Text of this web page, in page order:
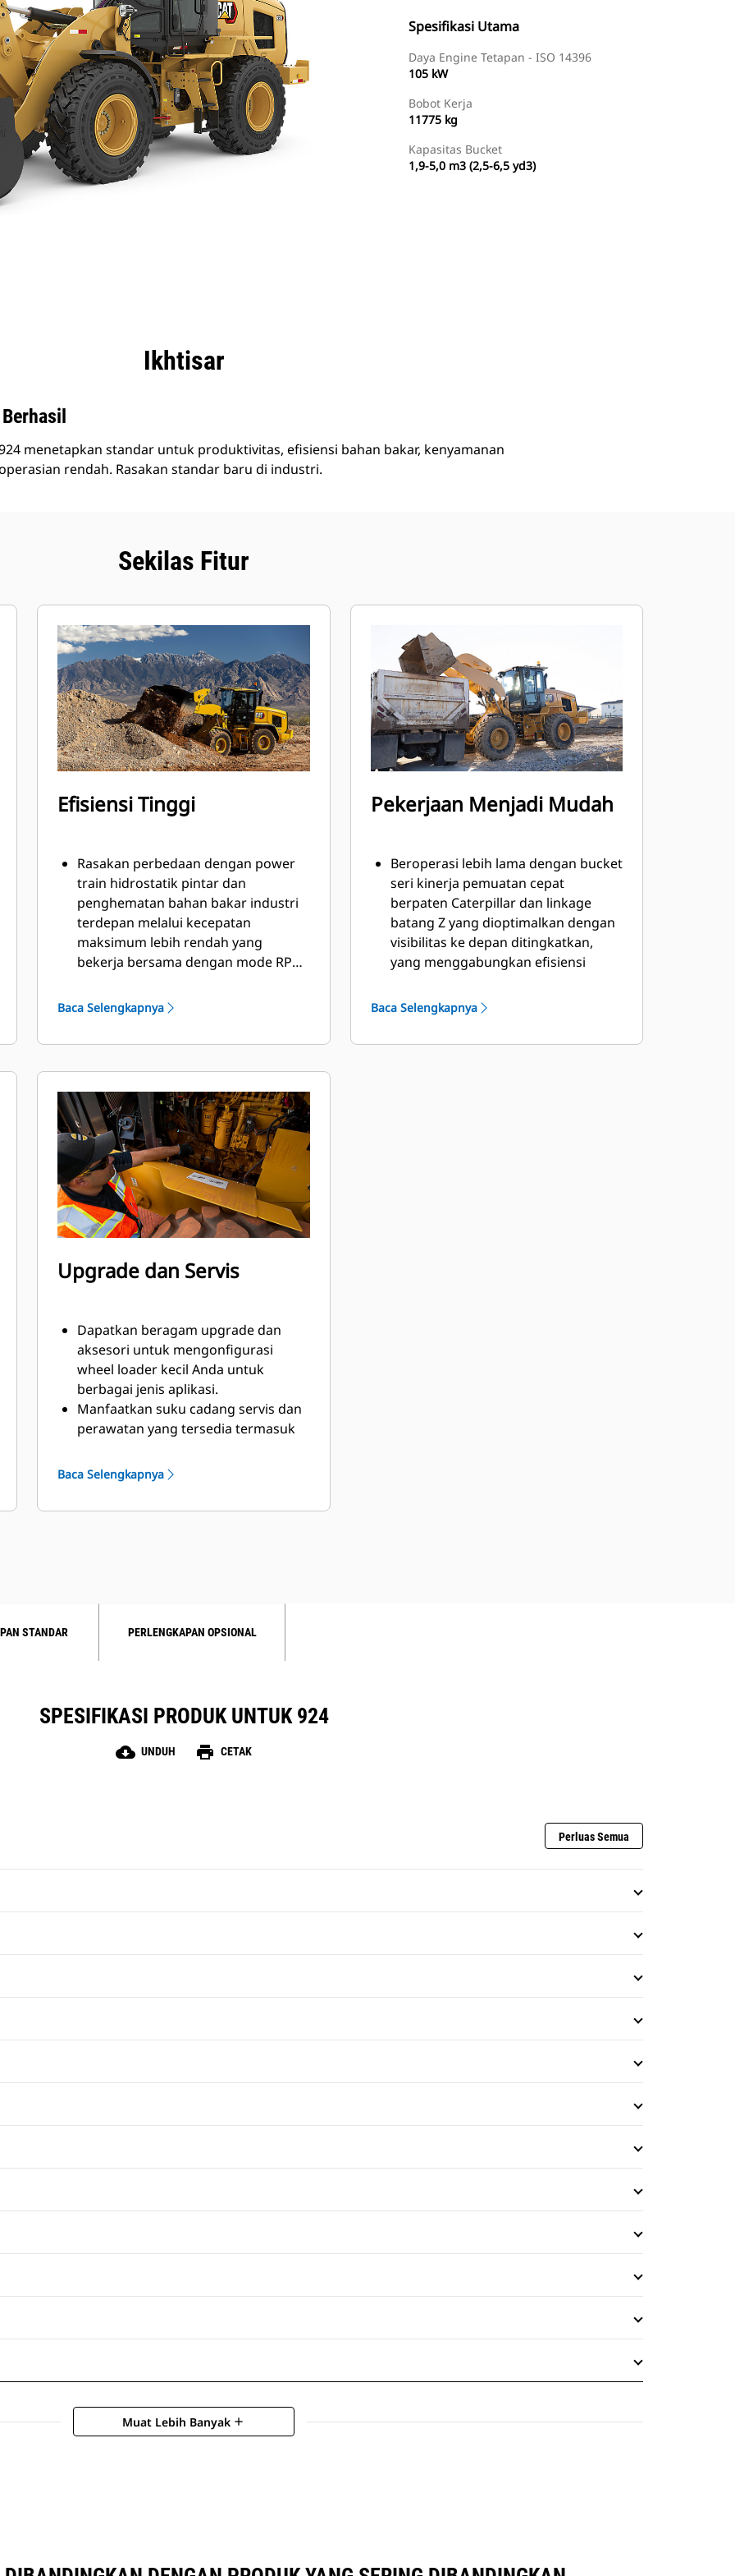
Spesifikasi Utama
Daya Engine Tetapan - ISO 14396
105 kW
Bobot Kerja
11775 kg
Kapasitas Bucket
1,9-5,0 m3 (2,5-6,5 yd3)
Ikhtisar
menetapkan standar untuk produktivitas, efisiensi bahan bakar, kenyamanan
rendah. Rasakan standar baru di industri.
Sekilas Fitur
Efisiensi Tinggi
Rasakan perbedaan dengan power
train hidrostatik pintar dan
penghematan bahan bakar industri
terdepan melalui kecepatan
maksimum lebih rendah yang
bekerja bersama dengan mode RPM
memberikan efisiensi sebagai
standar dengan peningkatan daya
kekuatan saat Anda
dengan sistem Torsi Roda Otomatis
baru yang disetel untuk memberikan
kinerja puncak sekaligus
memaksimalkan umur ban dan
memastikan biaya pengoperasian
tetap rendah. Lacak produksi dan
capai target muatan Anda secara
akurat dengan Cat Payload.
Baca Selengkapnya
Pekerjaan Menjadi Mudah
Beroperasi lebih lama dengan bucket
seri kinerja pemuatan cepat
berpaten Caterpillar dan linkage
batang Z yang dioptimalkan dengan
visibilitas ke depan ditingkatkan,
yang menggabungkan efisiensi
kemampuan carrier alat. dengan
daya pengangkatan paralel dan daya
kemiringan tinggi di seluruh kisaran
Baca Selengkapnya
Upgrade dan Servis
Dapatkan beragam upgrade dan
aksesori untuk mengonfigurasi
wheel loader kecil Anda untuk
berbagai jenis aplikasi.
Manfaatkan suku cadang servis dan
perawatan yang tersedia termasuk
Self-Service Option) dan kit yang
dipasang oleh dealer.
Baca Selengkapnya
STANDAR PERLENGKAPAN OPSIONAL
SPESIFIKASI PRODUK UNTUK 924
cloud_download UNDUH print CETAK
Perluas Semua
Muat Lebih Banyak add